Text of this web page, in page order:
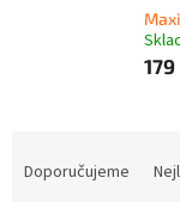
179
Doporučujeme